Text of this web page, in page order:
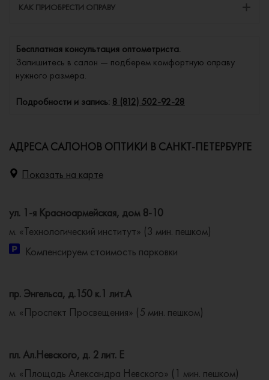
КАК ПРИОБРЕСТИ ОПРАВУ
Бесплатная консультация оптометриста.
Запишитесь в салон — подберем комфортную оправу
нужного размера.
Подробности и запись: 8 (812) 502-92-28
АДРЕСА САЛОНОВ ОПТИКИ В САНКТ-ПЕТЕРБУРГЕ
Показать на карте
ул. 1-я Красноармейская, дом 8-10
м. «Технологический институт» (3 мин. пешком)
Компенсируем стоимость парковки
пр. Энгельса, д.150 к.1 лит.А
м. «Проспект Просвещения» (5 мин. пешком)
пл. Ал.Невского, д. 2 лит. Е
м. «Площадь Александра Невского» (1 мин. пешком)